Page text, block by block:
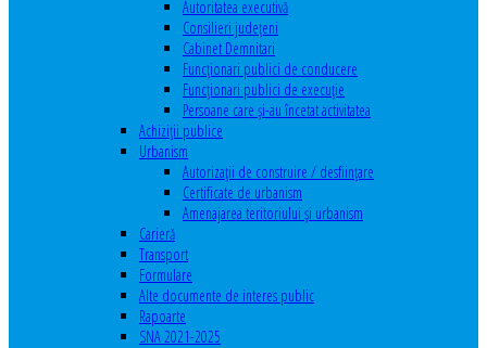
Autoritatea executivă
Consilieri judeţeni
Cabinet Demnitari
Funcţionari publici de conducere
Funcționari publici de execuție
Persoane care şi-au încetat activitatea
Achiziţii publice
Urbanism
Autorizații de construire / desființare
Certificate de urbanism
Amenajarea teritoriului şi urbanism
Carieră
Transport
Formulare
Alte documente de interes public
Rapoarte
SNA 2021-2025